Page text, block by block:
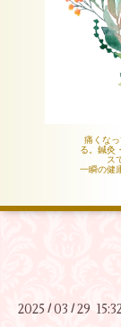
痛くな
る。鍼灸
ス
一瞬の健
2025 /03 /29